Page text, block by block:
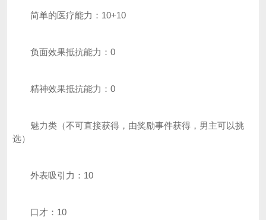
简单的医疗能力：10+10
负面效果抵抗能力：0
精神效果抵抗能力：0
魅力类（不可直接获得，由奖励事件获得，男主可以挑
选）
外表吸引力：10
口才：10